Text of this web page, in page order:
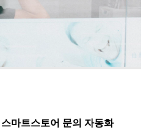
마트스토어 문의 자동화